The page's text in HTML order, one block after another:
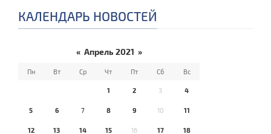
КАЛЕНДАРЬ НОВОСТЕЙ
« Апрель 2021 »
Пн Вт Ср Чт Пт Сб Вс
1 2 3 4
5 6 7 8 9 10 11
12 13 14 15 16 17 18